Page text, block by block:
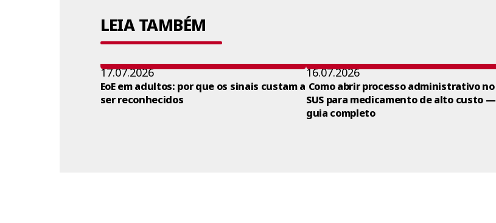
LEIA TAMBÉM
17.07.2026
EoE em adultos: por que os sinais custam a
ser reconhecidos
16.07.2026
Como abrir processo administrativo no
SUS para medicamento de alto custo —
guia completo